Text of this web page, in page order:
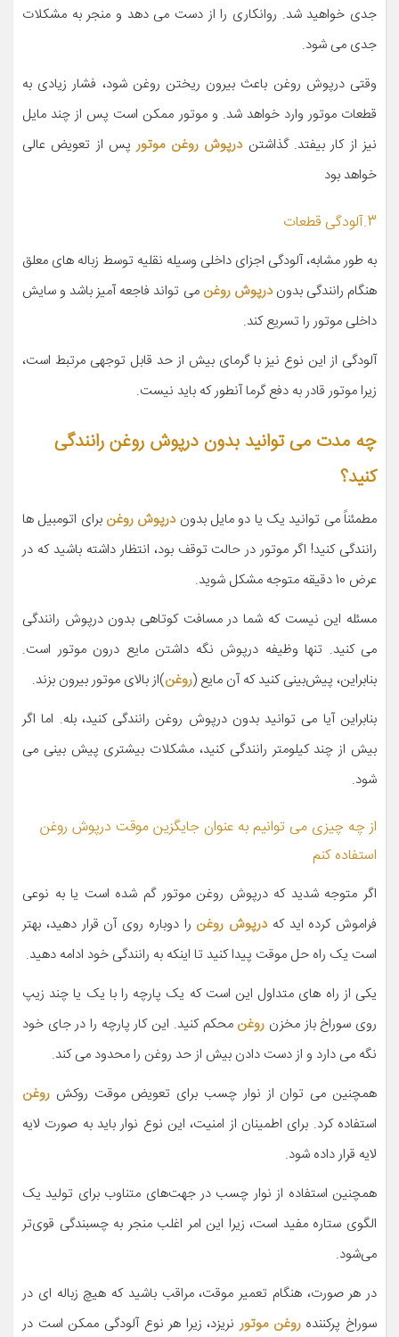
جدی خواهید شد. روانکاری را از دست می دهد و منجر به مشکلات
جدی می شود.
وقتی درپوش روغن باعث بیرون ریختن روغن شود، فشار زیادی به
قطعات موتور وارد خواهد شد. و موتور ممکن است پس از چند مایل
نیز از کار بیفتد. گذاشتن درپوش روغن موتورپس از تعویض عالی
خواهد بود
3.آلودگی قطعات
به طور مشابه، آلودگی اجزای داخلی وسیله نقلیه توسط زباله های معلق
هنگام رانندگی بدوندرپوش روغن می تواند فاجعه آمیز باشد و سایش
داخلی موتور را تسریع کند.
آلودگی از این نوع نیز با گرمای بیش از حد قابل توجهی مرتبط است،
زیرا موتور قادر به دفع گرما آنطور که باید نیست.
چه مدت می توانید بدون درپوش روغن رانندگی
کنید؟
مطمئناً می توانید یک یا دو مایل بدون درپوش روغن برای اتومبیل ها
رانندگی کنید! اگر موتور در حالت توقف بود، انتظار داشته باشید که در
عرض 10 دقیقه متوجه مشکل شوید.
مسئله این نیست که شما در مسافت کوتاهی بدون درپوش رانندگی
می کنید. تنها وظیفه درپوش نگه داشتن مایع درون موتور است.
بنابراین، پیش‌بینی کنید که آن مایع (روغن)از بالای موتور بیرون بزند.
بنابراین آیا می توانید بدون درپوش روغن رانندگی کنید، بله. اما اگر
بیش از چند کیلومتر رانندگی کنید، مشکلات بیشتری پیش بینی می
شود.
از چه چیزی می توانیم به عنوان جایگزین موقت درپوش روغن
استفاده کنم
اگر متوجه شدید که درپوش روغن موتور گم شده است یا به نوعی
فراموش کرده اید کهدرپوش روغن را دوباره روی آن قرار دهید، بهتر
است یک راه حل موقت پیدا کنید تا اینکه به رانندگی خود ادامه دهید.
یکی از راه های متداول این است که یک پارچه را با یک یا چند زیپ
روی سوراخ باز مخزن روغن محکم کنید. این کار پارچه را در جای خود
نگه می دارد و از دست دادن بیش از حد روغن را محدود می کند.
همچنین می توان از نوار چسب برای تعویض موقت روکش روغن
استفاده کرد. برای اطمینان از امنیت، این نوع نوار باید به صورت لایه
لایه قرار داده شود.
همچنین استفاده از نوار چسب در جهت‌های متناوب برای تولید یک
الگوی ستاره مفید است، زیرا این امر اغلب منجر به چسبندگی قوی‌تر
می‌شود.
در هر صورت، هنگام تعمیر موقت، مراقب باشید که هیچ زباله ای در
سوراخ پرکننده روغن موتورنریزد، زیرا هر نوع آلودگی ممکن است در